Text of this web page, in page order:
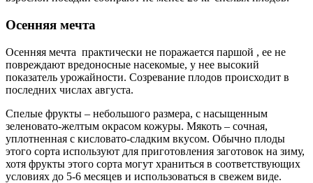
Осенняя мечта
Осенняя мечта практически не поражается паршой , ее не
повреждают вредоносные насекомые, у нее высокий
показатель урожайности. Созревание плодов происходит в
последних числах августа.
Спелые фрукты – небольшого размера, с насыщенным
зеленовато-желтым окрасом кожуры. Мякоть – сочная,
уплотненная с кисловато-сладким вкусом. Обычно плоды
этого сорта используют для приготовления заготовок на зиму,
хотя фрукты этого сорта могут храниться в соответствующих
условиях до 5-6 месяцев и использоваться в свежем виде.